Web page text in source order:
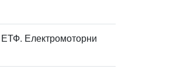
Електромоторни